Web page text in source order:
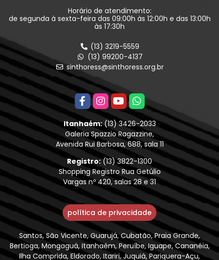
Horário de atendimento:
de segunda à sexta-feira das 09:00h às 12:00h e das 13:00h
às 17:30h
(13) 3219-5559
(13) 99200-4137
sinthoress@sinthoress.org.br
Itanhaém:(13) 3426-2033
Galeria Spazzio Ragazzine,
Avenida Rui Barbosa, 688, sala 11
Registro:(13) 3822-1300
Shopping Registro Rua Getúlio
Vargas nº 420, salas 28 e 31
política de privacidade
Santos, São Vicente, Guarujá, Cubatão, Praia Grande,
Bertioga, Mongaguá, Itanhaém, Peruíbe, Iguape, Cananéia,
Ilha Comprida, Eldorado, Itariri, Juquiá, Pariquera-Açu,